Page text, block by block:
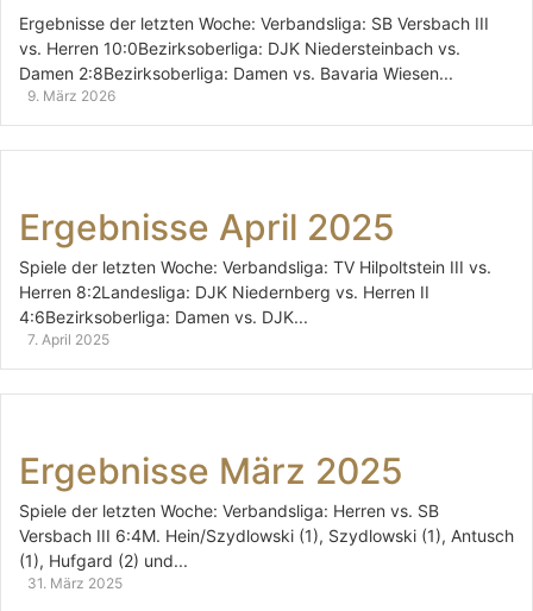
Ergebnisse der letzten Woche: Verbandsliga: SB Versbach III
vs. Herren 10:0Bezirksoberliga: DJK Niedersteinbach vs.
Damen 2:8Bezirksoberliga: Damen vs. Bavaria Wiesen...
9. März 2026
Ergebnisse April 2025
Spiele der letzten Woche: Verbandsliga: TV Hilpoltstein III vs.
Herren 8:2Landesliga: DJK Niedernberg vs. Herren II
4:6Bezirksoberliga: Damen vs. DJK...
7. April 2025
Ergebnisse März 2025
Spiele der letzten Woche: Verbandsliga: Herren vs. SB
Versbach III 6:4M. Hein/Szydlowski (1), Szydlowski (1), Antusch
(1), Hufgard (2) und...
31. März 2025